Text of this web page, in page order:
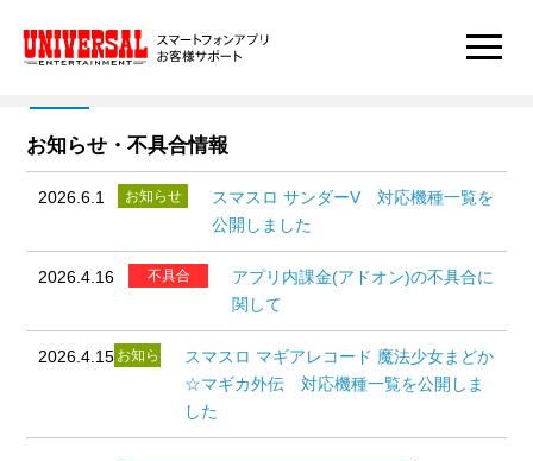
お知らせ・不具合情報
2026.6.1 お知らせ
スマスロ サンダーV 対応機種一覧を
公開しました
2026.4.16 不具合
アプリ内課金(アドオン)の不具合に
関して
2026.4.15 お知ら
スマスロ マギアレコード 魔法少女まどか
☆マギカ外伝 対応機種一覧を公開しま
した